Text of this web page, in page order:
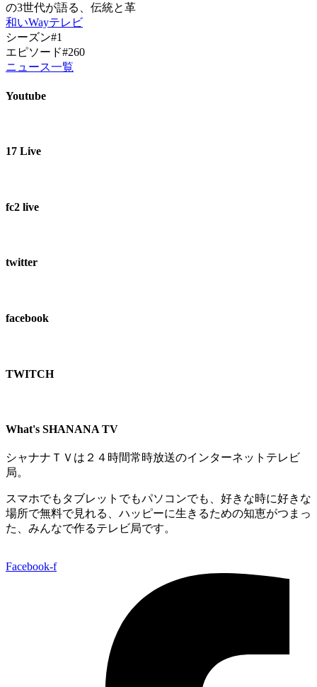
の3世代が語る、伝統と革
和いWayテレビ
シーズン#1
エピソード#260
ニュース一覧
Youtube
17 Live
fc2 live
twitter
facebook
TWITCH​
What's SHANANA TV
シャナナＴＶは２４時間常時放送のインターネットテレビ
局。
スマホでもタブレットでもパソコンでも、好きな時に好きな
場所で無料で見れる、 ハッピーに生きるための知恵がつまっ
た、みんなで作るテレビ局です。
Facebook-f